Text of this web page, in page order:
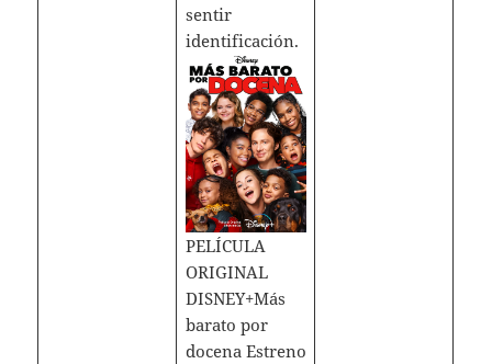
sentir
identificación.
PELÍCULA
ORIGINAL
DISNEY+Más
barato por
docena Estreno